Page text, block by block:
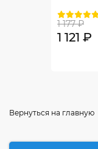
1 177 ₽
1 121 ₽
Вернуться на главную